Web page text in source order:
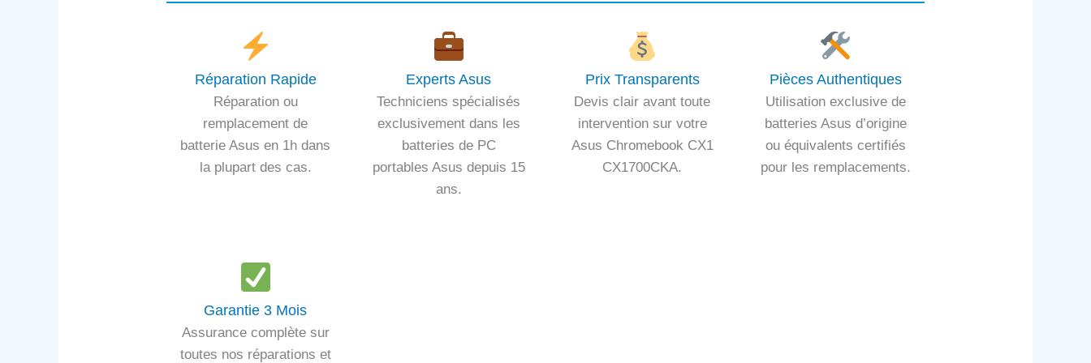
Réparation Rapide
Réparation ou
remplacement de
batterie Asus en 1h dans
la plupart des cas.
Experts Asus
Techniciens spécialisés
exclusivement dans les
batteries de PC
portables Asus depuis 15
ans.
Prix Transparents
Devis clair avant toute
intervention sur votre
Asus Chromebook CX1
CX1700CKA.
Pièces Authentiques
Utilisation exclusive de
batteries Asus d’origine
ou équivalents certifiés
pour les remplacements.
Garantie 3 Mois
Assurance complète sur
toutes nos réparations et